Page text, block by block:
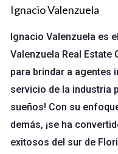
Comisión estándar:
Comisión reducida:
competitivos.
Honorarios por
cobrar honorarios
Factores que
Ubicación:Las
Ignacio Valenzuela
Ignacio Valenzuela es
Valenzuela Real Estate
para brindar a agentes
servicio de la industria
sueños! Con su
demás, ¡se ha
exitosos del sur de